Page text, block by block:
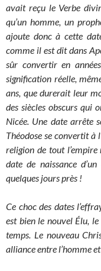
avait reçu le Verbe
qu’un homme, un
ajoute donc à cette
comme il est dit dans
sûr convertir en
signification réelle,
ans, que durerait leur
des siècles obscurs qui
Nicée. Une date arrête
Théodose se convertit à
religion de tout
date de naissance
quelques jours près !
Ce choc des dates
est bien le nouvel Élu,
temps. Le nouveau
alliance entre l’homme